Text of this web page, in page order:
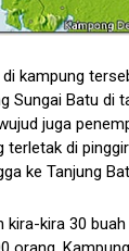
kampung
Sungai Batu di
juga
terletak di
ke Tanjung
kira 30